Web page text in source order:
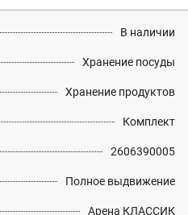
В наличии
Хранение посуды
Хранение продуктов
Комплект
2606390005
Полное выдвижение
Арена КЛАССИК